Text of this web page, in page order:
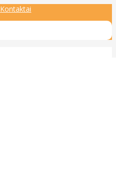
Kontaktai